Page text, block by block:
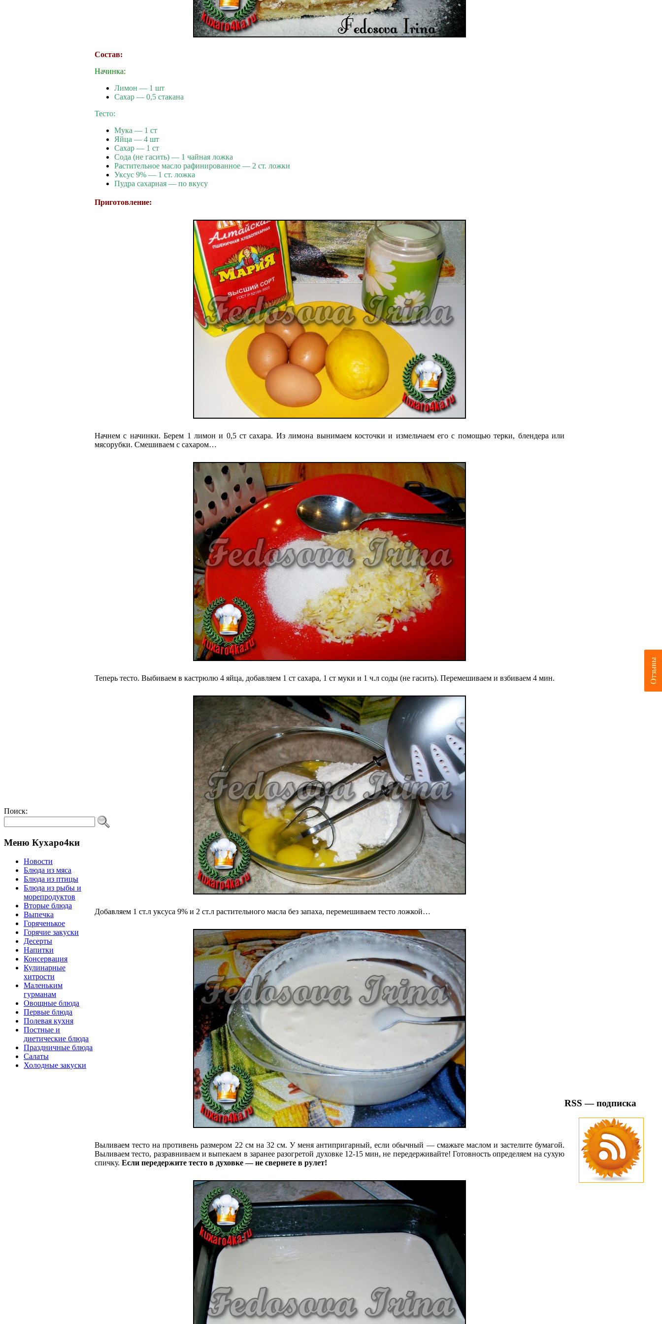
Поиск:
Меню Кухаро4ки
Новости
Блюда из мяса
Блюда из птицы
Блюда из рыбы и
морепродуктов
Вторые блюда
Выпечка
Горяченькое
Горячие закуски
Десерты
Напитки
Консервация
Кулинарные
хитрости
Маленьким
гурманам
Овощные блюда
Первые блюда
Полевая кухня
Постные и
диетические блюда
Праздничные блюда
Салаты
Холодные закуски
Состав:
Начинка:
Лимон — 1 шт
Сахар — 0,5 стакана
Тесто:
Мука — 1 ст
Яйца — 4 шт
Сахар — 1 ст
Сода (не гасить) — 1 чайная ложка
Растительное масло рафинированное — 2 ст. ложки
Уксус 9% — 1 ст. ложка
Пудра сахарная — по вкусу
Приготовление:
Начнем с начинки. Берем 1 лимон и 0,5 ст сахара. Из лимона вынимаем косточки и измельчаем его с помощью терки, блендера или
мясорубки. Смешиваем с сахаром…
Теперь тесто. Выбиваем в кастрюлю 4 яйца, добавляем 1 ст сахара, 1 ст муки и 1 ч.л соды (не гасить). Перемешиваем и взбиваем 4 мин.
Добавляем 1 ст.л уксуса 9% и 2 ст.л растительного масла без запаха, перемешиваем тесто ложкой…
Выливаем тесто на противень размером 22 см на 32 см. У меня антипригарный, если обычный — смажьте маслом и застелите бумагой.
Выливаем тесто, разравниваем и выпекаем в заранее разогретой духовке 12-15 мин, не передерживайте! Готовность определяем на сухую
спичку. Если передержите тесто в духовке — не свернете в рулет!
RSS — подписка
Отзывы